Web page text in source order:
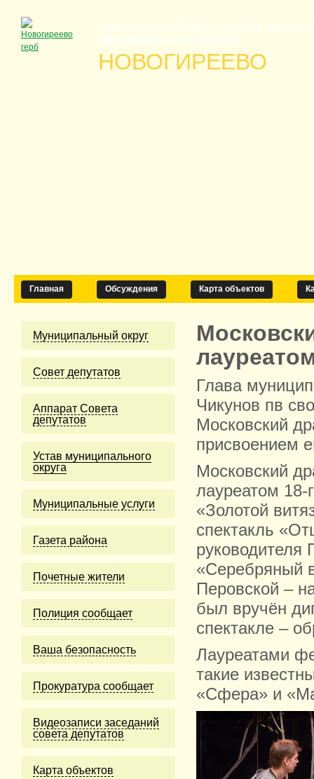
Официальный сайт органов
муниципального округа
НОВОГИРЕЕВО
Главная Обсуждения Карта объектов
Муниципальный округ
Cовет депутатов
Аппарат Совета
депутатов
Устав муниципального
округа
Муниципальные услуги
Газета района
Почетные жители
Полиция сообщает
Ваша безопасность
Прокуратура сообщает
Видеозаписи заседаний
совета депутатов
Карта объектов
Глава
Чикунов пв
Московский
присвоением
Московский
лауреатом 18-
«Золотой
спектакль
руководителя
«Серебряный
Перовской –
был вручён
спектакле –
Лауреатами
такие
«Сфера» и